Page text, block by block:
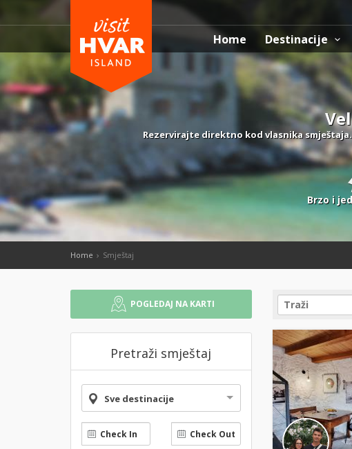
Home Destinacije
Rezervirajte direktno kod vlasnika
Brzo i
Home Smještaj
POGLEDAJ NA KARTI
Pretraži smještaj
Sve destinacije